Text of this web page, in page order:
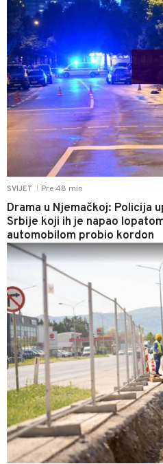
SVIJET Pre 48 min
Drama u Njemačkoj: Policija
Srbije koji ih je napao
automobilom probio kordon